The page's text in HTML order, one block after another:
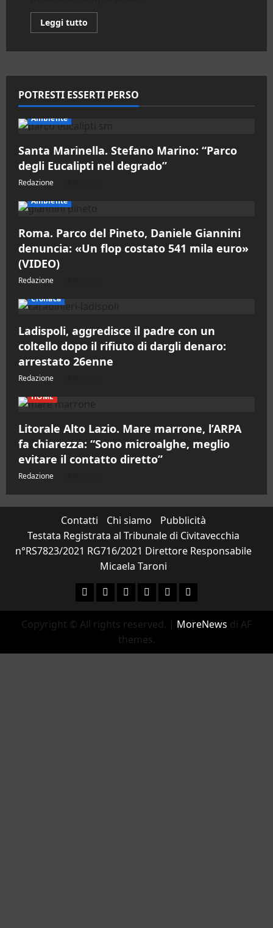
Leggi tutto
di
Carpet
2025
a
Via
la
città
POTRESTI ESSERTI PERSO
Ambiente
Santa Marinella. Stefano Marino: “Parco
degli Eucalipti nel degrado”
Redazione
Ambiente
Roma. Parco del Pineto, Daniele Giannini
denuncia: «Un flop costato 541 mila euro»
(VIDEO)
Redazione
Cronaca
Ladispoli, aggredisce il padre con un
coltello dopo il rifiuto di dargli denaro:
arrestato 26enne
Redazione
HOME
Litorale Alto Lazio. Mare marrone, l’ARPA
fa chiarezza: “Sono microalghe, meglio
evitare il contatto diretto”
Redazione
Contatti Chi siamo
Pubblicità
Testata Registrata al Tribunale di Civitavecchia
n°RS7823/2021 RG716/2021 Direttore Responsabile
Micaela Taroni
FacebookInstagram
YouTubeTwitterEmailEnte
Parco
Naturale
Copyright © All rights reserved. | MoreNews di AF
themes.